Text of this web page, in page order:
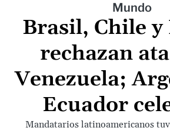
Mundo
Brasil, Chile y
rechazan
Venezuela;
Ecuador
Mandatarios latinoamericanos